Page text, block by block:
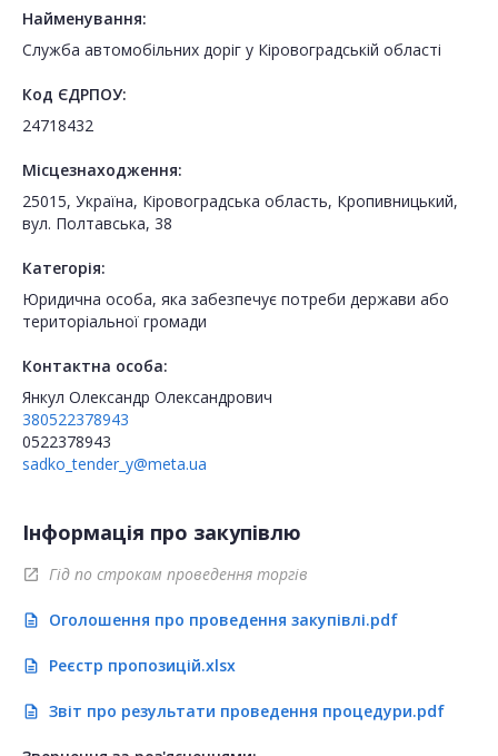
Найменування:
Служба автомобільних доріг у Кіровоградській області
Код ЄДРПОУ:
24718432
Місцезнаходження:
25015, Україна, Кіровоградська область, Кропивницький,
вул. Полтавська, 38
Категорія:
Юридична особа, яка забезпечує потреби держави або
територіальної громади
Контактна особа:
Янкул Олександр Олександрович
380522378943
0522378943
sadko_tender_y@meta.ua
Інформація про закупівлю
open_in_new Гід по строкам проведення торгів
description Оголошення про проведення закупівлі.pdf
description Реєстр пропозицій.xlsx
description Звіт про результати проведення процедури.pdf